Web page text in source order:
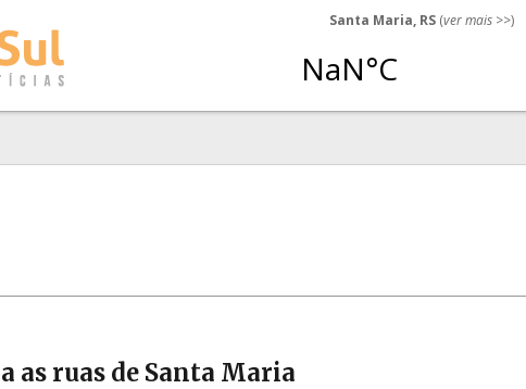
Santa Maria, RS (ver mais >>)
as ruas de Santa Maria